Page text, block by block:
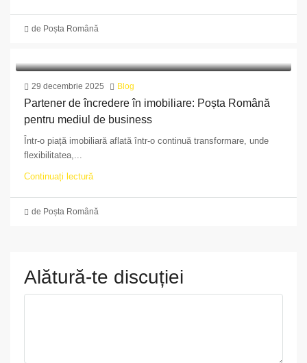
de Poșta Română
29 decembrie 2025 Blog
Partener de încredere în imobiliare: Poșta Română
pentru mediul de business
Într-o piață imobiliară aflată într-o continuă transformare, unde
flexibilitatea,...
Continuați lectură
de Poșta Română
Alătură-te discuției